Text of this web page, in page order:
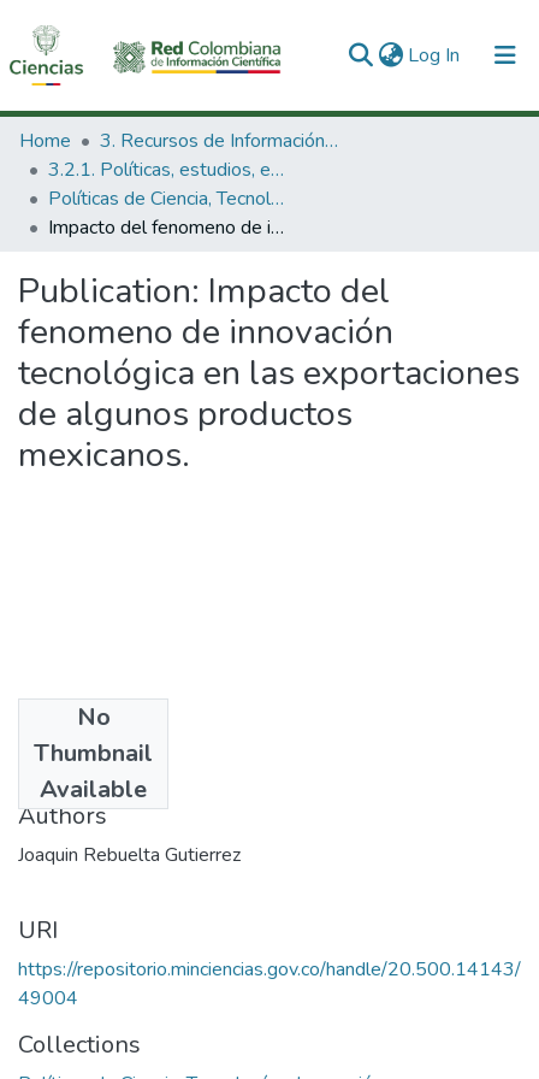
Log In (current)
Communities & Collections
All of DSpace
Statistics
Home
3. Recursos de Información Científica y Tecnológica
3.2.1. Políticas, estudios, evaluaciones e indicadores de CTeI
Políticas de Ciencia, Tecnología e Innovación
Impacto del fenomeno de innovación tecnológica en las exportaciones de algunos productos mexicanos.
Publication: Impacto del
fenomeno de innovación
tecnológica en las exportaciones
de algunos productos
mexicanos.
No
Thumbnail
Available
1974
Authors
Joaquin Rebuelta Gutierrez
URI
https://repositorio.minciencias.gov.co/handle/20.500.14143/
49004
Collections